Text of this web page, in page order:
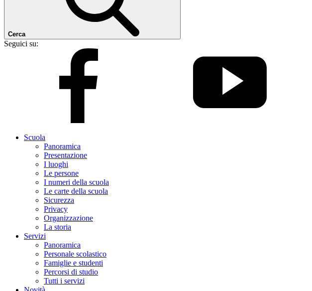
Cerca
Seguici su:
Scuola
Panoramica
Presentazione
I luoghi
Le persone
I numeri della scuola
Le carte della scuola
Sicurezza
Privacy
Organizzazione
La storia
Servizi
Panoramica
Personale scolastico
Famiglie e studenti
Percorsi di studio
Tutti i servizi